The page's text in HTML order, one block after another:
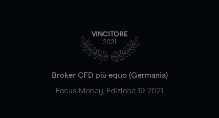
VINCITORE
2021
Broker CFD più equo (Germania)
Focus Money, Edizione 19-2021